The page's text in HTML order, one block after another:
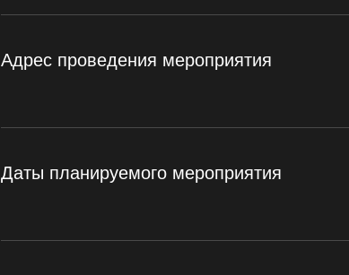
Адрес проведения мероприятия
Даты планируемого мероприятия